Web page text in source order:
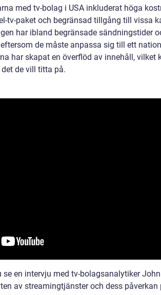
med tv-bolag i USA inkluderat höga
tv-paket och begränsad tillgång till vissa
har ibland begränsade sändningstider
de måste anpassa sig till ett
har skapat en överflöd av innehåll, vilket
de vill titta på.
en intervju med tv-bolagsanalytiker
av streamingtjänster och dess påverkan